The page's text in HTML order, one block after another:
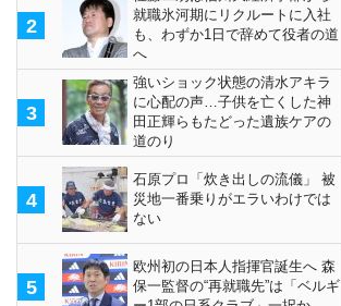
2
就職氷河期にリクルートに入社
も、わずか1日で辞めて役者の道
へ
3
強いショック状態の清水アキラ
に心配の声…子供を亡くした神
田正輝らもたどった遺族ケアの
道のり
4
石原プロ「炊き出しの流儀」 被
災地一番乗りがエラいわけでは
ない
5
欧州初の日本人指揮官誕生へ 森
保一監督の“再就職先”は「ベルギ